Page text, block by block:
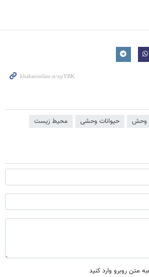
وحش حیوانات وحشی محیط زیست
متن روبرو وارد کنید